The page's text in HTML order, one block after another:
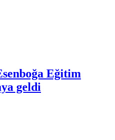
Eğitim
geldi